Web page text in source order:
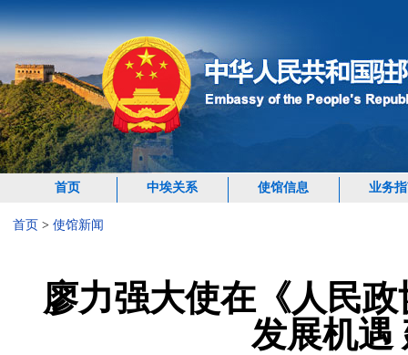
首页 中埃关系 使馆信息 业务
首页 > 使馆新闻
廖力强大使在《人民
发展机遇